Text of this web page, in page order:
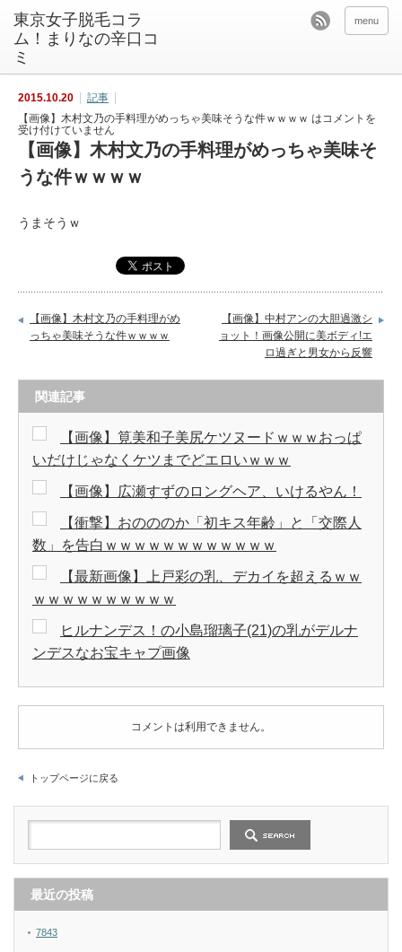
東京女子脱毛コラ
ム！まりなの辛口コ
ミ
menu
2015.10.20
記事
【画像】木村文乃の手料理がめっちゃ美味そうな件ｗｗｗｗ はコメントを
受け付けていません
【画像】木村文乃の手料理がめっちゃ美味そ
うな件ｗｗｗｗ
うまそうｗ
【画像】木村文乃の手料理がめ
っちゃ美味そうな件ｗｗｗｗ
【画像】中村アンの大胆過激シ
ョット！画像公開に美ボディ!エ
ロ過ぎと男女から反響
関連記事
【画像】筧美和子美尻ケツヌードｗｗｗおっぱ
いだけじゃなくケツまでどエロいｗｗｗ
【画像】広瀬すずのロングヘア、いけるやん！
【衝撃】おのののか「初キス年齢」と「交際人
数」を告白ｗｗｗｗｗｗｗｗｗｗｗｗ
【最新画像】上戸彩の乳、デカイを超えるｗｗ
ｗｗｗｗｗｗｗｗｗｗ
ヒルナンデス！の小島瑠璃子(21)の乳がデルナ
ンデスなお宝キャプ画像
コメントは利用できません。
トップページに戻る
最近の投稿
7843